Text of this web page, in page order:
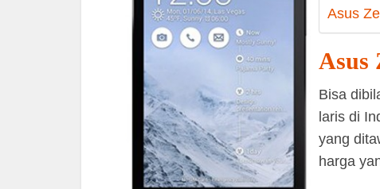
Asus
Asus
Bisa
laris di
yang
harga